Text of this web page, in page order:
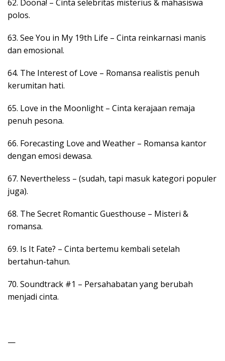
62. Doona! – Cinta selebritas misterius & mahasiswa
polos.
63. See You in My 19th Life – Cinta reinkarnasi manis
dan emosional.
64. The Interest of Love – Romansa realistis penuh
kerumitan hati.
65. Love in the Moonlight – Cinta kerajaan remaja
penuh pesona.
66. Forecasting Love and Weather – Romansa kantor
dengan emosi dewasa.
67. Nevertheless – (sudah, tapi masuk kategori populer
juga).
68. The Secret Romantic Guesthouse – Misteri &
romansa.
69. Is It Fate? – Cinta bertemu kembali setelah
bertahun-tahun.
70. Soundtrack #1 – Persahabatan yang berubah
menjadi cinta.
—